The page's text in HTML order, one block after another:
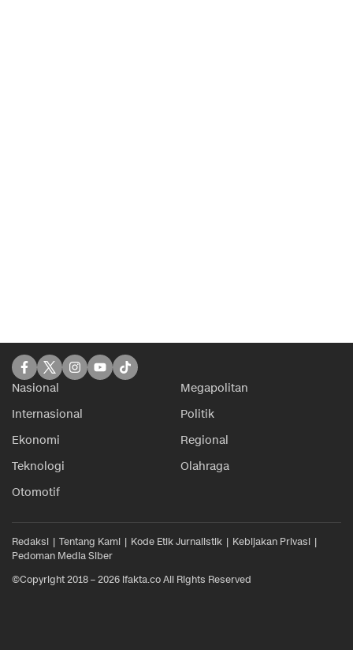
Nasional
Megapolitan
Internasional
Politik
Ekonomi
Regional
Teknologi
Olahraga
Otomotif
Redaksi Tentang Kami Kode Etik Jurnalistik
Kebijakan Privasi
Pedoman Media Siber
©Copyright 2018 – 2026 ifakta.co All Rights Reserved